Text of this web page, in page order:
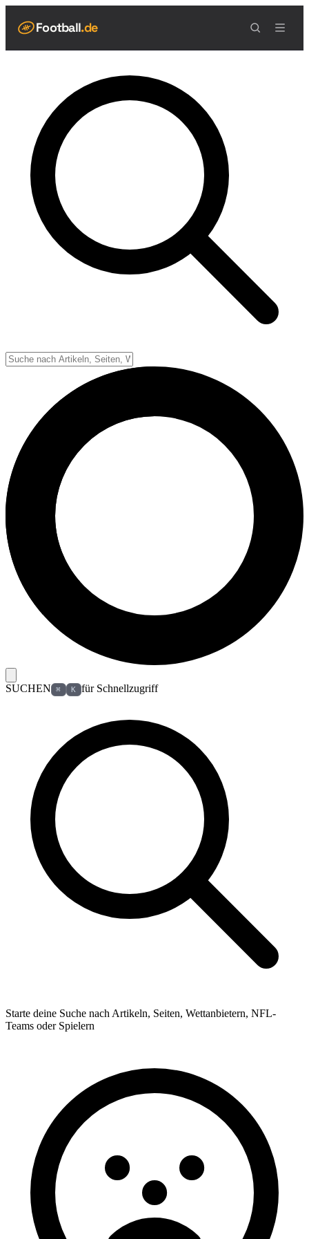
Football.de
Live Scores
Spielplan
Teams
Tabelle
Football Regeln
Punkte & Scoring
Strafen & Fouls
Schiedsrichter
Football Lexikon
SUCHEN ⌘ K für Schnellzugriff
Starte deine Suche nach Artikeln, Seiten, Wettanbietern, NFL-
Teams oder Spielern